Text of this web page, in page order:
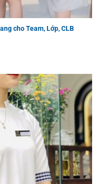
cho Team, Lớp, CLB